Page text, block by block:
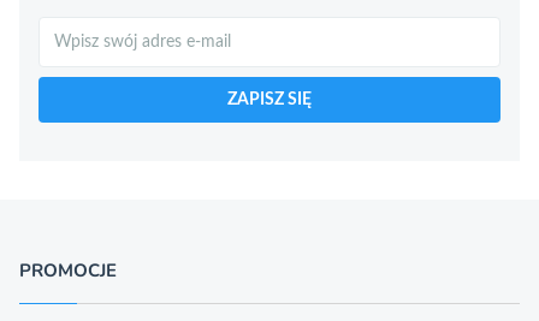
ZAPISZ SIĘ
PROMOCJE